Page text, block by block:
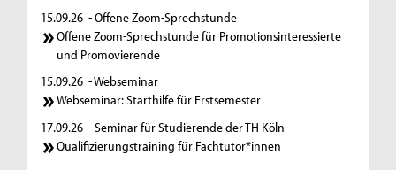
15.09.26 - Offene Zoom-Sprechstunde
Offene Zoom-Sprechstunde für Promotionsinteressierte
und Promovierende
15.09.26 - Webseminar
Webseminar: Starthilfe für Erstsemester
17.09.26 - Seminar für Studierende der TH Köln
Qualifizierungstraining für Fachtutor*innen